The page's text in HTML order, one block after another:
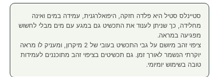
סטיינלס סטיל היא פלדה חזקה, היפואלרגנית, עמידה במים ואינה
מחלידה, כך שניתן לענוד את התכשיט גם במגע עם מים מבלי לחשוש
מפגיעה במראה.
ציפוי זהב מיושם על גבי התכשיט בעובי של 2 מיקרון, ומעניק לו מראה
יוקרתי הנשמר לאורך זמן. גם תכשיטים בציפוי זהב מתוכננים לעמידות
טובה בשימוש יומיומי.